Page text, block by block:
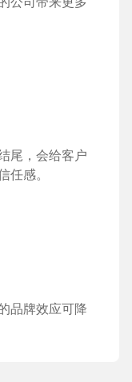
尾，会给客户
任感。
品牌效应可降